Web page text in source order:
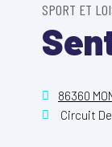
SPORT ET
86360
Circuit